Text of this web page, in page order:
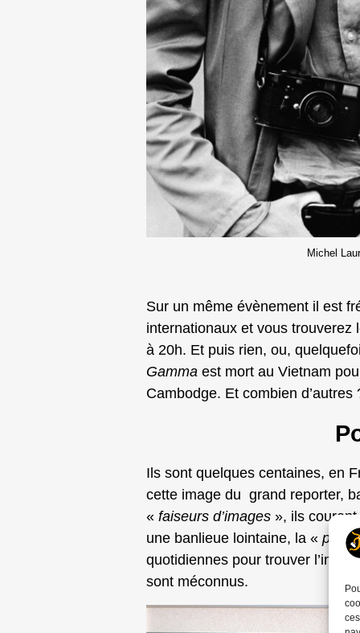
Michel
Sur un même évènement il est
internationaux et vous
à 20h. Et puis rien, ou,
Gamma est mort au Vietnam
Cambodge. Et combien
Ils sont quelques centaines, en
cette image du grand reporter,
« faiseurs d’images », ils
une banlieue lointaine, la «
quotidiennes pour trouver
sont méconnus.